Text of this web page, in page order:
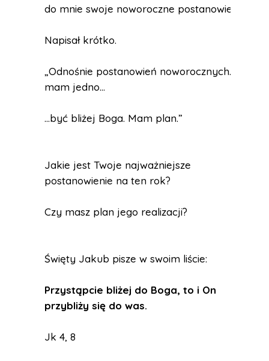
do mnie swoje noworoczne postanowienie.
Napisał krótko.
„Odnośnie postanowień noworocznych… ja
mam jedno…
…być bliżej Boga. Mam plan.”
Jakie jest Twoje najważniejsze
postanowienie na ten rok?
Czy masz plan jego realizacji?
Święty Jakub pisze w swoim liście:
Przystąpcie bliżej do Boga, to i On
przybliży się do was.
Jk 4, 8